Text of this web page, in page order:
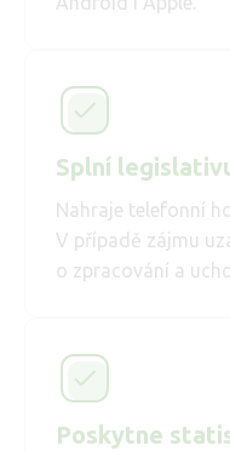
Splní
Nahraje telefonní
V případě zájmu
o zpracování a
Poskytne